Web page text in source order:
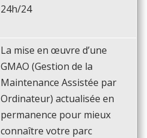
24h/24
La mise en œuvre d’une
GMAO (Gestion de la
Maintenance Assistée par
Ordinateur) actualisée en
permanence pour mieux
connaître votre parc